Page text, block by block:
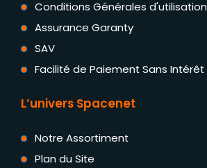
Conditions Générales d'utilisation
Assurance Garanty
SAV
Facilité de Paiement Sans Intérêt
L’univers Spacenet
Notre Assortiment
Plan du Site